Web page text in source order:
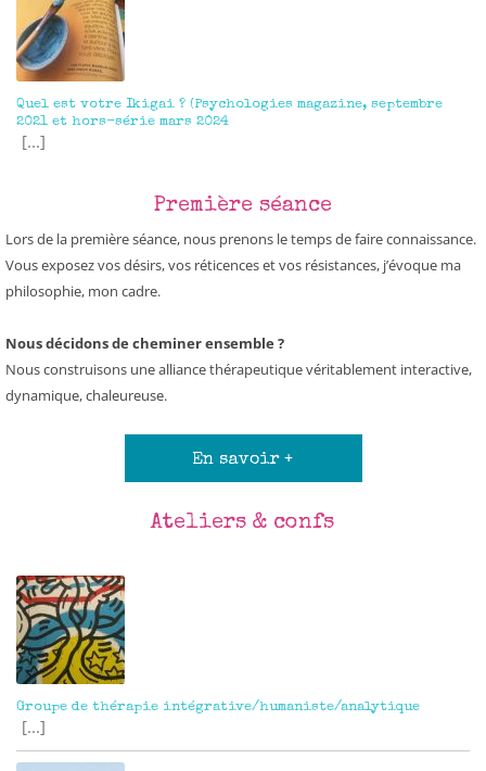
Quel est votre Ikigai ? (Psychologies magazine, septembre
2021 et hors-série mars 2024
[...]
Première séance
Lors de la première séance, nous prenons le temps de faire connaissance.
Vous exposez vos désirs, vos réticences et vos résistances, j’évoque ma
philosophie, mon cadre.
Nous décidons de cheminer ensemble ?
Nous construisons une alliance thérapeutique véritablement interactive,
dynamique, chaleureuse.
En savoir +
Ateliers & confs
Groupe de thérapie intégrative/humaniste/analytique
[...]